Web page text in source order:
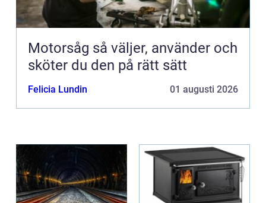
Motorsåg så väljer, använder och
sköter du den på rätt sätt
Felicia Lundin 01 augusti 2026